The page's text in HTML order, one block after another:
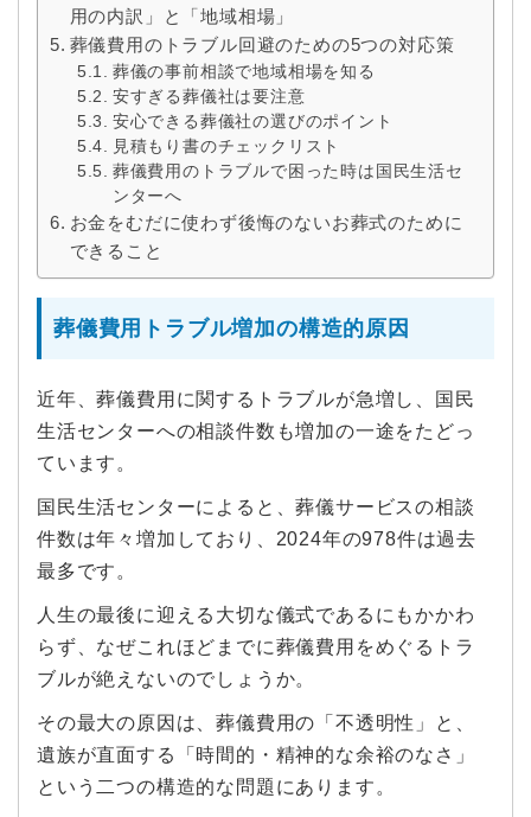
用の内訳」と「地域相場」
葬儀費用のトラブル回避のための5つの対応策
葬儀の事前相談で地域相場を知る
安すぎる葬儀社は要注意
安心できる葬儀社の選びのポイント
見積もり書のチェックリスト
葬儀費用のトラブルで困った時は国民生活セ
ンターへ
お金をむだに使わず後悔のないお葬式のために
できること
葬儀費用トラブル増加の構造的原因
近年、葬儀費用に関するトラブルが急増し、国民
生活センターへの相談件数も増加の一途をたどっ
ています。
国民生活センターによると、葬儀サービスの相談
件数は年々増加しており、2024年の978件は過去
最多です。
人生の最後に迎える大切な儀式であるにもかかわ
らず、なぜこれほどまでに葬儀費用をめぐるトラ
ブルが絶えないのでしょうか。
その最大の原因は、葬儀費用の「不透明性」と、
遺族が直面する「時間的・精神的な余裕のなさ」
という二つの構造的な問題にあります。